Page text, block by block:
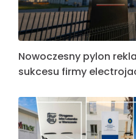
Nowoczesny pylon
sukcesu firmy